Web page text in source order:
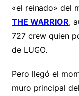
«el reinado» del
THE WARRIOR,
727 crew quien
de LUGO.
Pero llegó el
muro principal